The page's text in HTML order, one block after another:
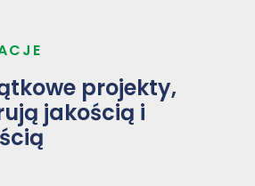
projekty,
jakością i